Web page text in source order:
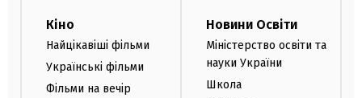
Кіно
Найцікавіші фільми
Українські фільми
Фільми на вечір
Новини Освіти
Міністерство освіти та
науки України
Школа